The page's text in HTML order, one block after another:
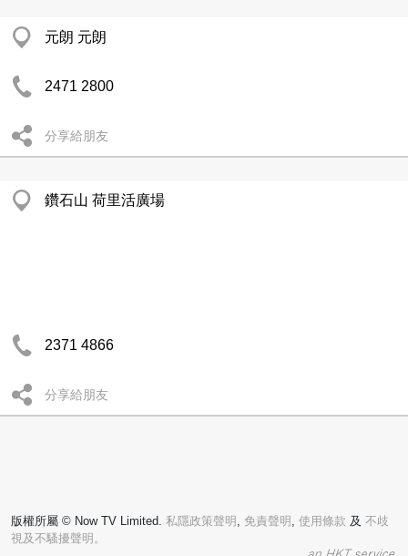
元朗 元朗
2471 2800
分享給朋友
鑽石山 荷里活廣場
2371 4866
分享給朋友
版權所屬 © Now TV Limited. 私隱政策聲明 , 免責聲明 , 使用條款 及 不歧
視及不騷擾聲明。